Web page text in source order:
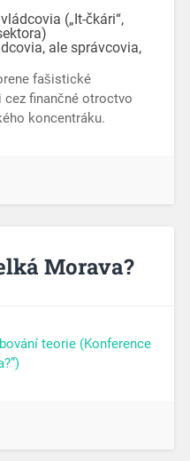
(„It-čkári“,
ale správcovia,
fašistické
cez finančné otroctvo
koncentráku.
Morava?
teorie (Konference